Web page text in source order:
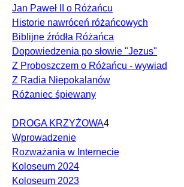
Jan Paweł II o Różańcu
Historie nawróceń różańcowych
Biblijne źródła Różańca
Dopowiedzenia po słowie "Jezus"
Z Proboszczem o Różańcu - wywiad
Z Radia Niepokalanów
Różaniec śpiewany
DROGA KRZYŻOWA4
Wprowadzenie
Rozważania w Internecie
Koloseum 2024
Koloseum 2023